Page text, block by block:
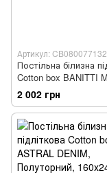
Артикул: CB080077132
Постільна білизна
Cotton box BANITTI
2 002 грн